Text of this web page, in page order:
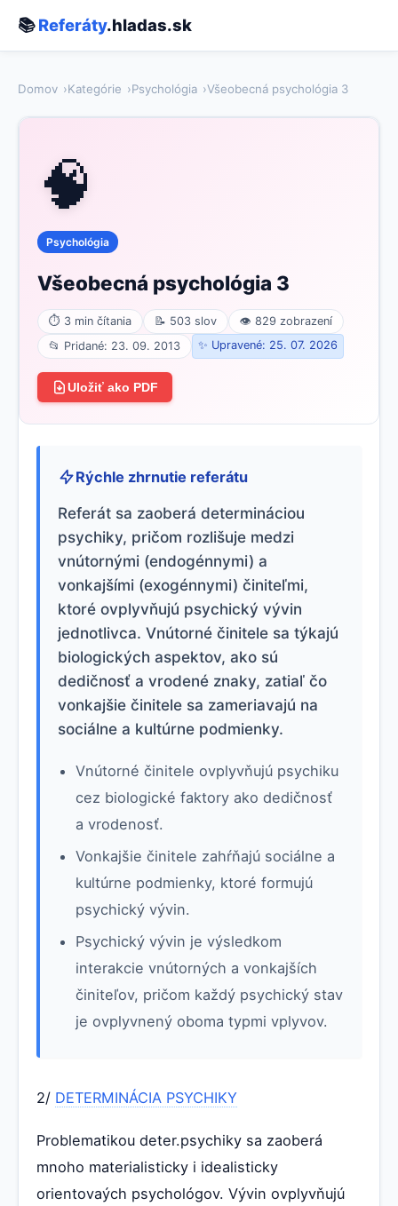
📚Referáty.hladas.sk
Domov Kategórie Psychológia Všeobecná psychológia 3
🧠
Psychológia
Všeobecná psychológia 3
⏱ 3 min čítania 📝 503 slov
👁 829 zobrazení
📂 Pridané: 23. 09. 2013
✨ Upravené: 25. 07. 2026
Uložiť ako PDF
Rýchle zhrnutie referátu
Referát sa zaoberá determináciou
psychiky, pričom rozlišuje medzi
vnútornými (endogénnymi) a
vonkajšími (exogénnymi) činiteľmi,
ktoré ovplyvňujú psychický vývin
jednotlivca. Vnútorné činitele sa týkajú
biologických aspektov, ako sú
dedičnosť a vrodené znaky, zatiaľ čo
vonkajšie činitele sa zameriavajú na
sociálne a kultúrne podmienky.
Vnútorné činitele ovplyvňujú psychiku
cez biologické faktory ako dedičnosť
a vrodenosť.
Vonkajšie činitele zahŕňajú sociálne a
kultúrne podmienky, ktoré formujú
psychický vývin.
Psychický vývin je výsledkom
interakcie vnútorných a vonkajších
činiteľov, pričom každý psychický stav
je ovplyvnený oboma typmi vplyvov.
2/ DETERMINÁCIA PSYCHIKY
Problematikou deter.psychiky sa zaoberá
mnoho materialisticky i idealisticky
orientovaých psychológov. Vývin ovplyvňujú